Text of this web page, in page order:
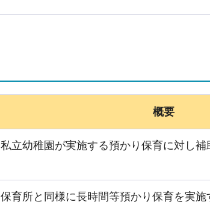
概要
私立幼稚園が実施する預かり保育に対し補
保育所と同様に長時間等預かり保育を実